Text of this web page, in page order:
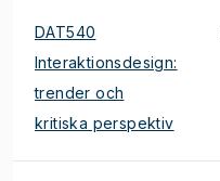
DAT540
Interaktionsdesign:
trender och
kritiska perspektiv